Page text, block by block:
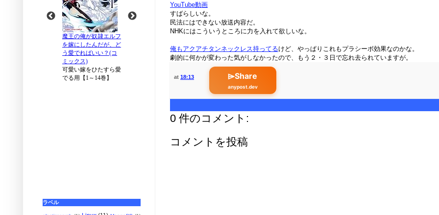
YouTube動画
すばらしいな。
民法にはできない放送内容だ。
NHKにはこういうところに力を入れて欲しいな。
俺もアクアチタンネックレス持ってるけど、やっぱりこれもプラシーボ効果なのかな。
劇的に何かが変わった気がしなかったので、もう２・３日で忘れ去られていますが。
at 18:13 ⌲Share
anypost.dev
0 件のコメント:
コメントを投稿
ラベル